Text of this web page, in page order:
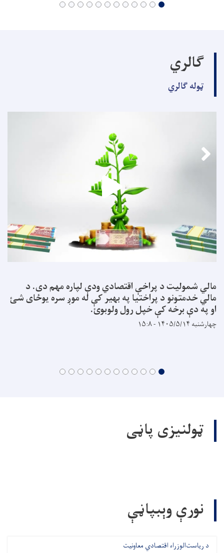
ګالري
ټوله ګالري
مالي شمولیت د پراخې اقتصادي ودې لپاره مهم دی. د
مالي خدمتونو د پراختیا په بهیر کې له موږ سره یوځای شئ
او په دې برخه کې خپل رول ولوبوئ.
چهارشنبه ۱۴۰۵/۵/۱۴ - ۱۵:۸
ټولنیزی پاڼی
نورې وېبپاڼې
د ریاست‌الوزراء اقتصادي معاونیت